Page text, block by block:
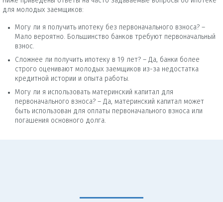
для молодых заемщиков:
Могу ли я получить ипотеку без первоначального взноса? –
Мало вероятно. Большинство банков требуют первоначальный
взнос.
Сложнее ли получить ипотеку в 19 лет? – Да, банки более
строго оценивают молодых заемщиков из-за недостатка
кредитной истории и опыта работы.
Могу ли я использовать материнский капитал для
первоначального взноса? – Да, материнский капитал может
быть использован для оплаты первоначального взноса или
погашения основного долга.